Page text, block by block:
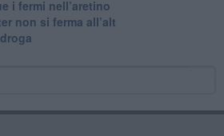
i fermi nell’aretino
non si ferma all’alt